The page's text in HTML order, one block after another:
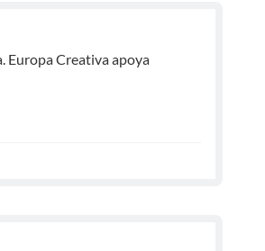
Europa Creativa apoya